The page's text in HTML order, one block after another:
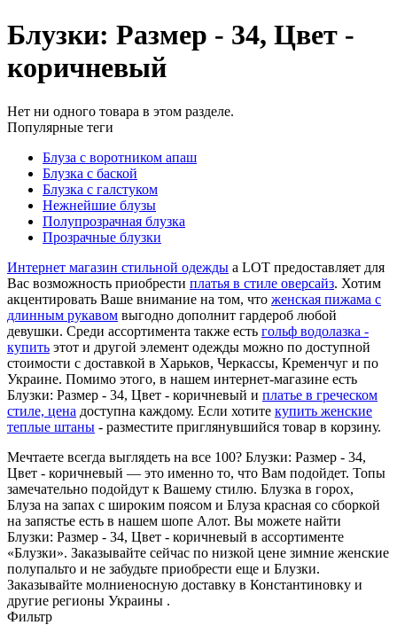
Блузки: Размер - 34, Цвет -
коричневый
Нет ни одного товара в этом разделе.
Популярные теги
Блуза с воротником апаш
Блузка с баской
Блузка с галстуком
Нежнейшие блузы
Полупрозрачная блузка
Прозрачные блузки
Интернет магазин стильной одежды a LOT предоставляет для
Вас возможность приобрести платья в стиле оверсайз. Хотим
акцентировать Ваше внимание на том, что женская пижама с
длинным рукавом выгодно дополнит гардероб любой
девушки. Среди ассортимента также есть гольф водолазка -
купить этот и другой элемент одежды можно по доступной
стоимости с доставкой в Харьков, Черкассы, Кременчуг и по
Украине. Помимо этого, в нашем интернет-магазине есть
Блузки: Размер - 34, Цвет - коричневый и платье в греческом
стиле, цена доступна каждому. Если хотите купить женские
теплые штаны - разместите приглянувшийся товар в корзину.
Мечтаете всегда выглядеть на все 100? Блузки: Размер - 34,
Цвет - коричневый — это именно то, что Вам подойдет. Топы
замечательно подойдут к Вашему стилю. Блузка в горох,
Блуза на запах с широким поясом и Блуза красная со сборкой
на запястье есть в нашем шопе Алот. Вы можете найти
Блузки: Размер - 34, Цвет - коричневый в ассортименте
«Блузки». Заказывайте сейчас по низкой цене зимние женские
полупальто и не забудьте приобрести еще и Блузки.
Заказывайте молниеносную доставку в Константиновку и
другие регионы Украины .
Фильтр